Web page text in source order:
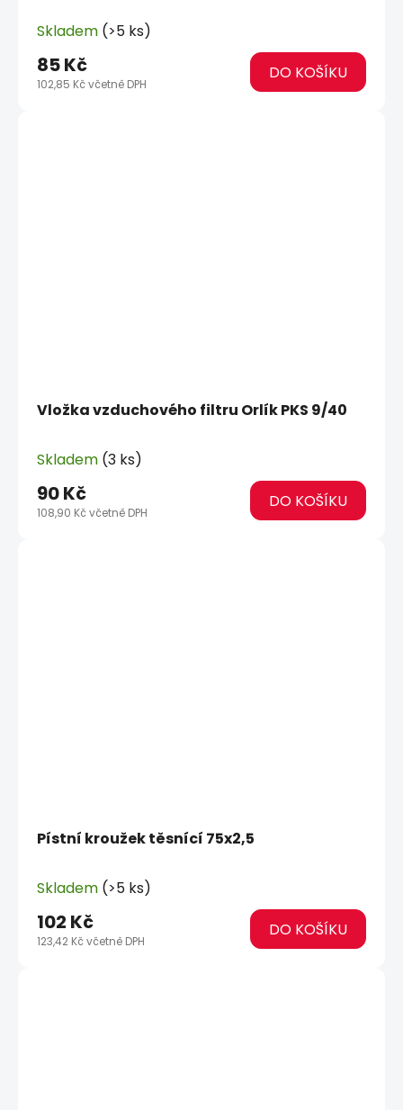
Skladem (>5 ks)
102,85 Kč včetně DPH
85 Kč DO KOŠÍKU
Vložka vzduchového filtru Orlík PKS 9/40
Skladem (3 ks)
108,90 Kč včetně DPH
90 Kč DO KOŠÍKU
Pístní kroužek těsnící 75x2,5
Skladem (>5 ks)
123,42 Kč včetně DPH
102 Kč DO KOŠÍKU